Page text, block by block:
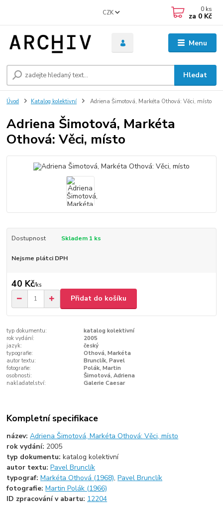
Menu
CZK
Hledat
0 ks
za 0 Kč
Úvod Katalog kolektivní Adriena Šimotová, Markéta Othová: Věci, místo
Adriena Šimotová, Markéta
Othová: Věci, místo
Dostupnost Skladem 1 ks
Nejsme plátci DPH
40 Kč/ks
Přidat do košíku
typ dokumentu:
katalog kolektivní
rok vydání:
2005
jazyk:
český
typografie:
Othová, Markéta
autor textu:
Brunclík, Pavel
fotografie:
Polák, Martin
osobnosti:
Šimotová, Adriena
nakladatelství:
Galerie Caesar
Kompletní specifikace
název:Adriena Šimotová, Markéta Othová: Věci, místo
rok vydání: 2005
typ dokumentu:katalog kolektivní
autor textu:Pavel Brunclík
typograf:Markéta Othová (1968),Pavel Brunclík
fotografie:Martin Polák (1966)
ID zpracování v abartu: 12204